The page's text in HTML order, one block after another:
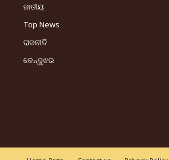
ଜାତୀୟ
Top News
ରାଜନୀତି
କେନ୍ଦୁଝର